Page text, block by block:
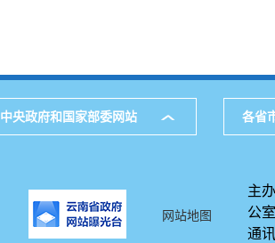
中央政府和国家部委网站 各省
网站地图
主
公室
通